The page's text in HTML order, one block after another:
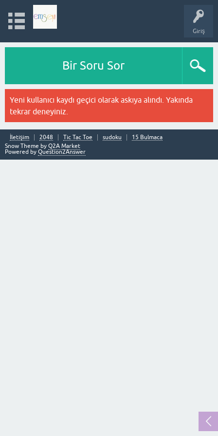
Giriş
Bir Soru Sor
Yeni kullanıcı kaydı geçici olarak askıya alındı. Yakında
tekrar deneyiniz.
İletişim 2048 Tic Tac Toe sudoku
15 Bulmaca
Snow Theme by Q2A Market
Powered by Question2Answer